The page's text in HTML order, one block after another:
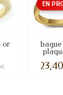
or
EN